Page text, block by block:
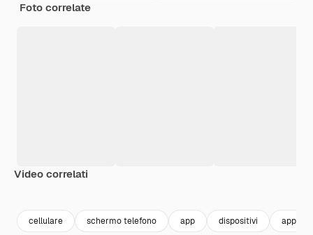
Foto correlate
Video correlati
cellulare schermo telefono app dispositivi app